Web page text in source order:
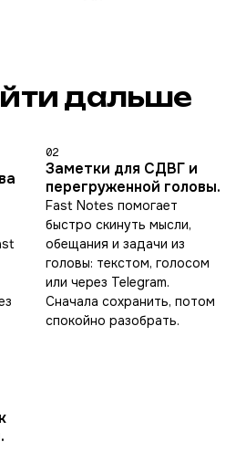
дальше
02
Заметки для СДВГ и
перегруженной головы.
Fast Notes помогает
быстро скинуть мысли,
обещания и задачи из
головы: текстом, голосом
или через Telegram.
Сначала сохранить, потом
спокойно разобрать.